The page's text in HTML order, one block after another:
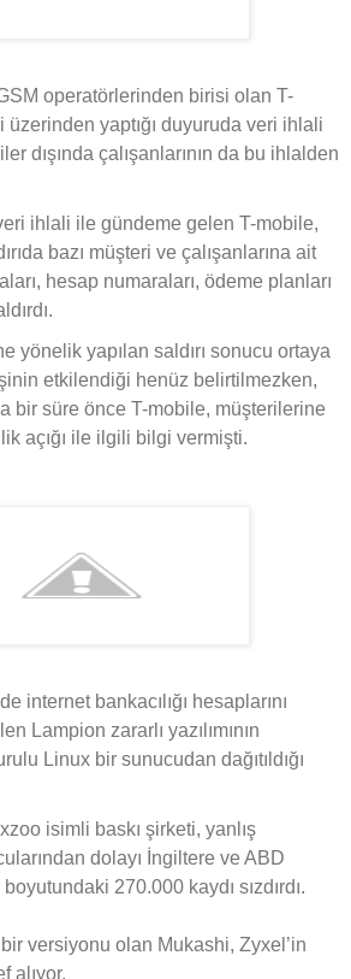
operatörlerinden birisi olan T-
yaptığı duyuruda veri ihlali
dışında çalışanlarının da bu ihlalden
ihlali ile gündeme gelen T-mobile,
bazı müşteri ve çalışanlarına ait
hesap numaraları, ödeme planları
yönelik yapılan saldırı sonucu ortaya
etkilendiği henüz belirtilmezken,
bir süre önce T-mobile, müşterilerine
açığı ile ilgili bilgi vermişti.
internet bankacılığı hesaplarını
Lampion zararlı yazılımının
Linux bir sunucudan dağıtıldığı
isimli baskı şirketi, yanlış
dolayı İngiltere ve ABD
270.000 kaydı sızdırdı.
versiyonu olan Mukashi, Zyxel’in
alıyor.